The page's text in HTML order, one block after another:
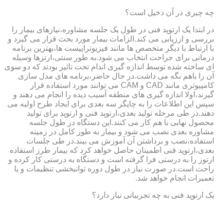
چه چیزی در آن دخیل است؟
در ابتدا یک ارتوپد فنی در طول یک جلسه مشاوره،نیازهای بیمار را
بررسی و ارزیابی می کند.الزامات بیمار مورد بحث قرار می گیرد و
با ارتباط با دیگر متخصص ها مانند فیزیوتراپیست ها،بهترین برنامه
درمانی برای جراحت انتخاب می شود.به طور سنتی،ارتزها وسیله
ای ساخته شده توسط اندازه گیری اندام تحت تاثیر بودند که دو سوی
آن را باهم نگه می داشت.در حال حاضر،برنامه های مدل سازی
کامپیوتری مانند CAD و CAM می توانند مورد استفاده قرار
گیرند،اولا اندازه گیری های منطقه آسیب دیده را انجام می دهند و
سپس این اطلاعات را به چاپگر سه بعدی برای ایجاد طرح اولیه می
دهند.در طی مرحله تولید بعدی،ارتوپد فنی و ارتوپد برای تولید
محصول نهایی با هم کار می کنند.این دستگاه در طول جلسه
مشاوره بعدی نصب می شود و بیمار به طور کامل در زمینه
استفاده،نصب و برداشتن آن آموزش می بیند.در طی جلسات
بعدی،ارتوپد فنی اطمینان حاصل خواهد کرد که بیمار طرز استفاده
ارتوز را به درستی فرا گرفته است و دستگاه به درستی کار کرده و
راحت است.در صورت نیاز در طول دوره توانبخشی تنظیمات و یا
تعمیرات انجام خواهد شد.
یک ارتوپد فنی به چه تجربیاتی نیاز دارد؟